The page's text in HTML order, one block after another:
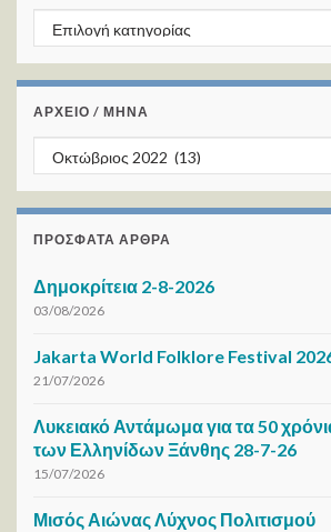
Kατηγορίες
ΑΡΧΕΙΟ / ΜΗΝΑ
ΑΡΧΕΙΟ / ΜΗΝΑ
ΠΡΌΣΦΑΤΑ ΆΡΘΡΑ
Δημοκρίτεια 2-8-2026
03/08/2026
Jakarta World Folklore Festival
21/07/2026
Λυκειακό Αντάμωμα για τα 50
των Ελληνίδων Ξάνθης 28-7-26
15/07/2026
Μισός Αιώνας Λύχνος Πολιτισμού